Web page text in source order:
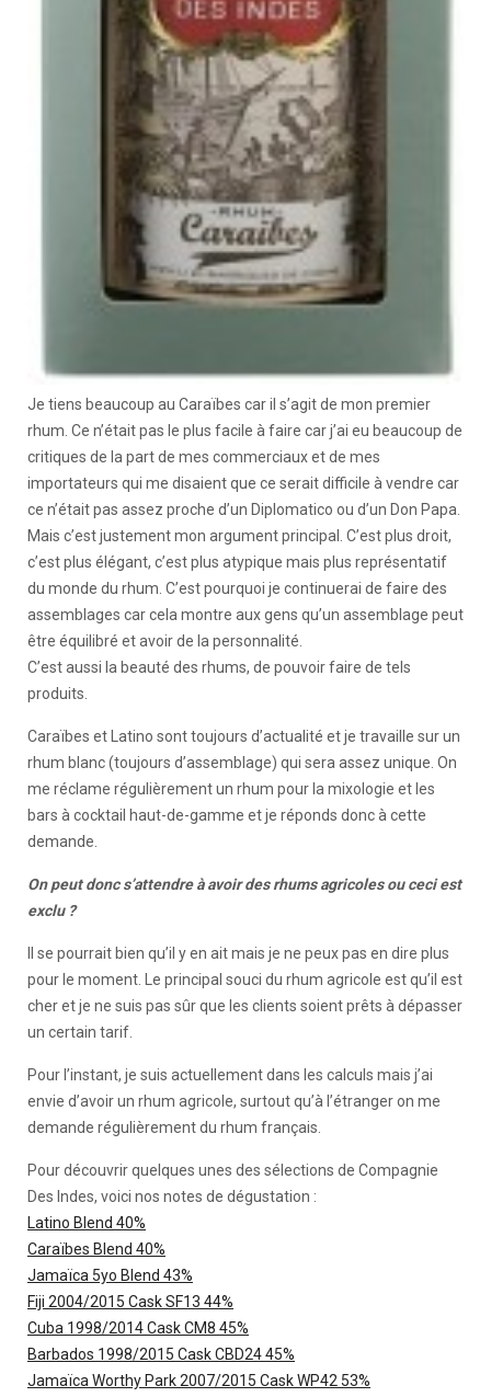
Je tiens beaucoup au Caraïbes car il s’agit de mon premier
rhum. Ce n’était pas le plus facile à faire car j’ai eu beaucoup de
critiques de la part de mes commerciaux et de mes
importateurs qui me disaient que ce serait difficile à vendre car
ce n’était pas assez proche d’un Diplomatico ou d’un Don Papa.
Mais c’est justement mon argument principal. C’est plus droit,
c’est plus élégant, c’est plus atypique mais plus représentatif
du monde du rhum. C’est pourquoi je continuerai de faire des
assemblages car cela montre aux gens qu’un assemblage peut
être équilibré et avoir de la personnalité.
C’est aussi la beauté des rhums, de pouvoir faire de tels
produits.
Caraïbes et Latino sont toujours d’actualité et je travaille sur un
rhum blanc (toujours d’assemblage) qui sera assez unique. On
me réclame régulièrement un rhum pour la mixologie et les
bars à cocktail haut-de-gamme et je réponds donc à cette
demande.
On peut donc s’attendre à avoir des rhums agricoles ou ceci est
exclu ?
Il se pourrait bien qu’il y en ait mais je ne peux pas en dire plus
pour le moment. Le principal souci du rhum agricole est qu’il est
cher et je ne suis pas sûr que les clients soient prêts à dépasser
un certain tarif.
Pour l’instant, je suis actuellement dans les calculs mais j’ai
envie d’avoir un rhum agricole, surtout qu’à l’étranger on me
demande régulièrement du rhum français.
Pour découvrir quelques unes des sélections de Compagnie
Des Indes, voici nos notes de dégustation :
Latino Blend 40%
Caraïbes Blend 40%
Jamaïca 5yo Blend 43%
Fiji 2004/2015 Cask SF13 44%
Cuba 1998/2014 Cask CM8 45%
Barbados 1998/2015 Cask CBD24 45%
Jamaïca Worthy Park 2007/2015 Cask WP42 53%